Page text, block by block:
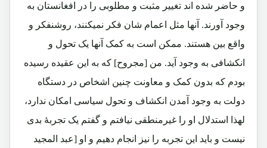
و حاضر شده اند تغییر مثبت و مطلوبی را در افغانستان به
وجود آورند. آنها مثل اعمام شان فکر نمیکنند، روشنفکر و
واقع بین هستند. ممکن است به کمک آنها یک تحول و
انکشافی به وجود آید. من [مجروح] که به این عقیده رسیده
بودم که بدون کمک و معاونت چنین اشخاص در دستگاه
دولت به وجود آمدن انکشاف و تحول سیاسی امکان ندارد،
لهذا استدلال او را غیرمنطقی نیافتم و گفتم یک تجربۀ بدی
نیست و باید این تجربه را نیز انجام دهیم و او [عبد المجید